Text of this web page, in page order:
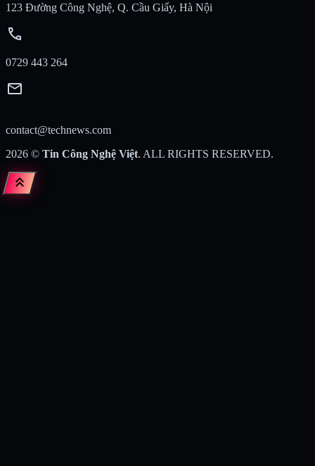
123 Đường Công Nghệ, Q. Cầu Giấy, Hà Nội
call
0729 443 264
mail
contact@technews.com
2026 © Tin Công Nghệ Việt. ALL RIGHTS RESERVED.
keyboard_double_arrow_up